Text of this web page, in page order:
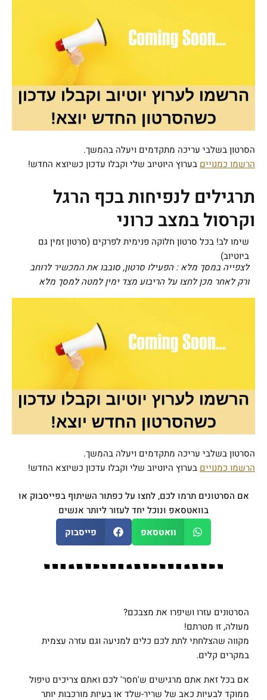
הסרטון בשלבי עריכה מתקדמים ויעלה בהמשך.
הרשמו כמנויים בערוץ היוטיוב שלי וקבלו עדכון כשיוצא החדש!
תרגילים לנפיחות בכף הרגל
וקרסול במצב כרוני
שימו לב! בכל סרטון חלוקה פנימית לפרקים (סרטון זמין גם
ביוטיוב)
לצפייה במסך מלא : הפעילו סרטון, סובבו את המכשיר לרוחב
ורק לאחר מכן לחצו על הריבוע מצד ימין למטה למסך מלא
הסרטון בשלבי עריכה מתקדמים ויעלה בהמשך.
הרשמו כמנויים בערוץ היוטיוב שלי וקבלו עדכון כשיוצא החדש!
אם הסרטונים תרמו לכם, לחצו על כפתור השיתוף בפייסבוק או
בוואטסאפ ונוכל יחד לעזור ליותר אנשים
וואטסאפ
פייסבוק
הסרטונים עזרו ושיפרו את מצבכם?
מעולה, זו מטרתם!
מקווה שהצלחתי לתת לכם כלים למניעה וגם עזרה עצמית
במקרים קלים.
אם בכל זאת אתם מרגישים ש'חסר' לכם ואתם צריכים טיפול
ממוקד לבעיות כאב של שריר-שלד או בעיות מורכבות יותר